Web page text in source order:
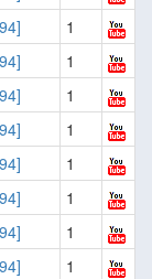
1
1
1
1
1
1
1
1